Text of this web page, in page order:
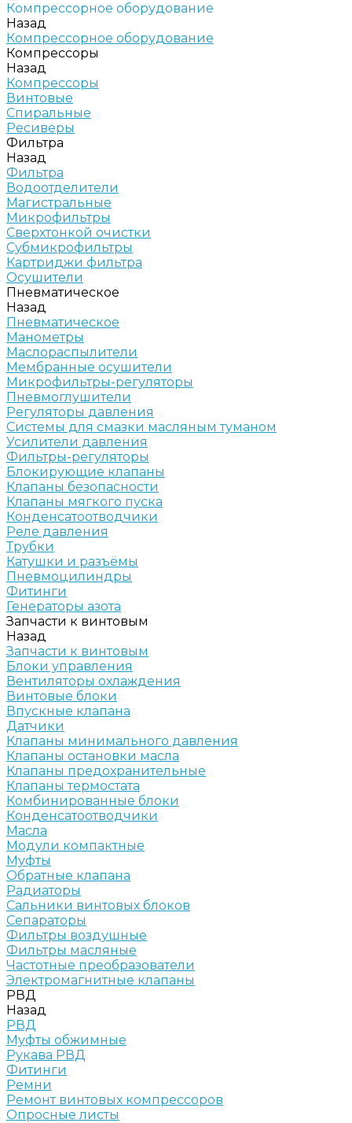
Компрессорное оборудование
Назад
Компрессорное оборудование
Компрессоры
Назад
Компрессоры
Винтовые
Спиральные
Ресиверы
Фильтра
Назад
Фильтра
Водоотделители
Магистральные
Микрофильтры
Сверхтонкой очистки
Субмикрофильтры
Картриджи фильтра
Осушители
Пневматическое
Назад
Пневматическое
Манометры
Маслораспылители
Мембранные осушители
Микрофильтры-регуляторы
Пневмоглушители
Регуляторы давления
Системы для смазки масляным туманом
Усилители давления
Фильтры-регуляторы
Блокирующие клапаны
Клапаны безопасности
Клапаны мягкого пуска
Конденсатоотводчики
Реле давления
Трубки
Катушки и разъёмы
Пневмоцилиндры
Фитинги
Генераторы азота
Запчасти к винтовым
Назад
Запчасти к винтовым
Блоки управления
Вентиляторы охлаждения
Винтовые блоки
Впускные клапана
Датчики
Клапаны минимального давления
Клапаны остановки масла
Клапаны предохранительные
Клапаны термостата
Комбинированные блоки
Конденсатоотводчики
Масла
Модули компактные
Муфты
Обратные клапана
Радиаторы
Сальники винтовых блоков
Сепараторы
Фильтры воздушные
Фильтры масляные
Частотные преобразователи
Электромагнитные клапаны
РВД
Назад
РВД
Муфты обжимные
Рукава РВД
Фитинги
Ремни
Ремонт винтовых компрессоров
Опросные листы